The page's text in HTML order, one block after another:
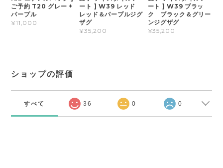
ご予約 T20 グレー +
パープル
¥11,000
ート ] W39 レッド
レッド＆パープルジグ
ザグ
¥35,200
ート ] W39 ブラッ
ク ブラック＆グリー
ンジグザグ
¥35,200
ショップの評価
すべて 36 0 0